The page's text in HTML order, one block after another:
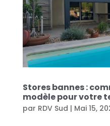
Stores bannes :
modèle pour votre
par RDV Sud | Mai 15,